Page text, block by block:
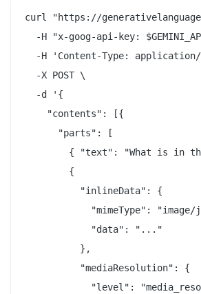
curl "https://
-H "x-goog-api-key:
-H 'Content-Type:
  -X POST \
  -d '{
    "contents": [{
      "parts": [
{ "text": "What is in
        {
          "inlineData": {
"mimeType": "image/
            "data": "..."
          },
          "mediaResolution": {
"level":